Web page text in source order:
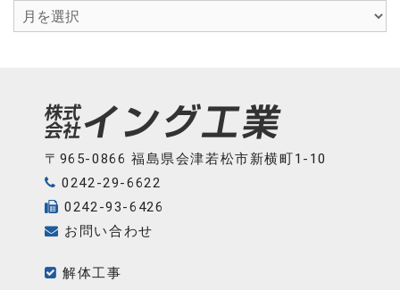
ア
ー
〒965-0866 福島県会津若松市新横町1-10
0242-29-6622
0242-93-6426
お問い合わせ
解体工事